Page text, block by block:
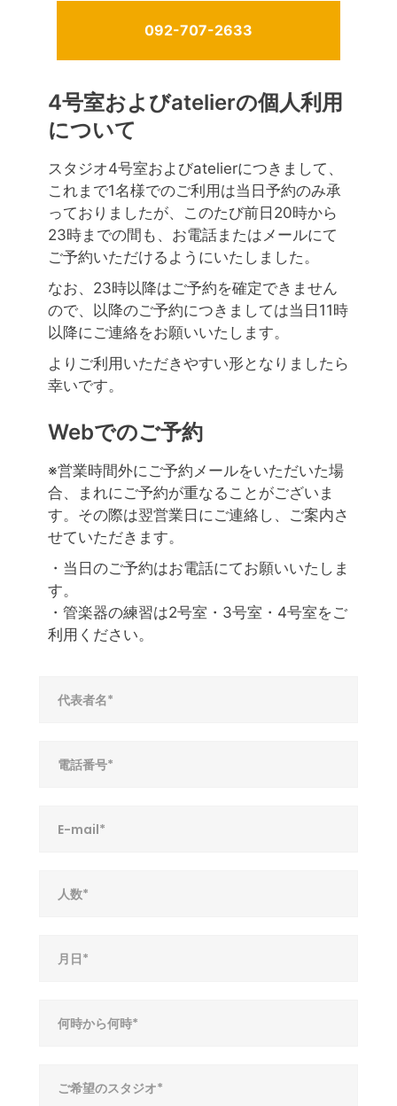
092-707-2633
4号室およびatelierの個人利用
について
スタジオ4号室およびatelierにつきまして、
これまで1名様でのご利用は当日予約のみ承
っておりましたが、このたび前日20時から
23時までの間も、お電話またはメールにて
ご予約いただけるようにいたしました。
なお、23時以降はご予約を確定できません
ので、以降のご予約につきましては当日11時
以降にご連絡をお願いいたします。
よりご利用いただきやすい形となりましたら
幸いです。
Webでのご予約
※営業時間外にご予約メールをいただいた場
合、まれにご予約が重なることがございま
す。その際は翌営業日にご連絡し、ご案内さ
せていただきます。
・当日のご予約はお電話にてお願いいたしま
す。
・管楽器の練習は2号室・3号室・4号室をご
利用ください。